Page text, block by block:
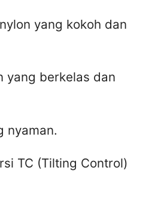
yang kokoh dan
yang berkelas dan
nyaman.
TC (Tilting Control)